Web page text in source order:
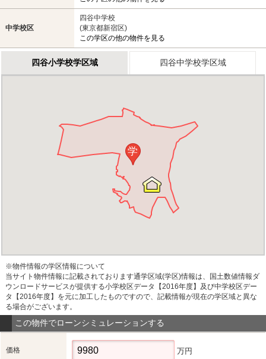
中学校区
四谷中学校
(東京都新宿区)
この学区の他の物件を見る
四谷小学校学区域 四谷中学校学区域
学
※物件情報の学区情報について
当サイト物件情報に記載されております通学区域(学区)情報は、国土数値情報ダ
ウンロードサービスが提供する小学校区データ【2016年度】及び中学校区デー
タ【2016年度】を元に加工したものですので、記載情報が現在の学区域と異な
る場合がございます。
この物件でローンシミュレーションする
価格 万円